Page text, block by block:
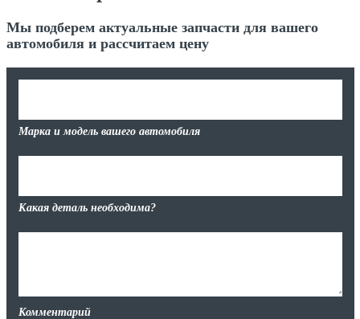
Мы подберем актуальные запчасти для вашего
автомобиля и рассчитаем цену
Марка и модель вашего автомобиля
Какая деталь необходима?
Комментарий